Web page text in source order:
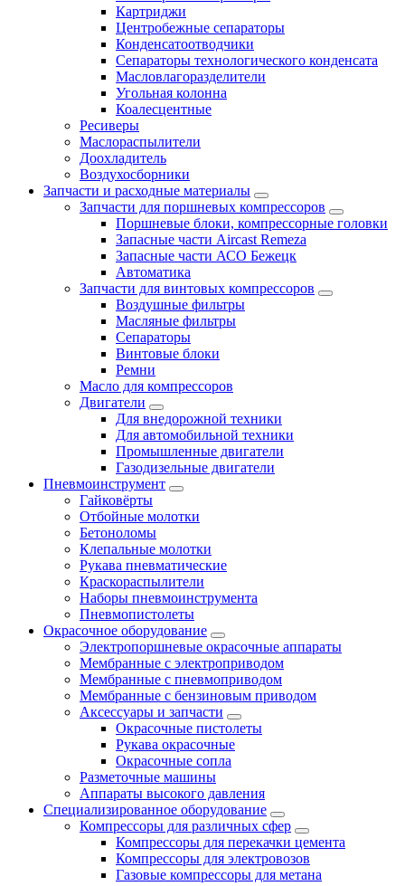
Картриджи
Центробежные сепараторы
Конденсатоотводчики
Сепараторы технологического конденсата
Масловлагоразделители
Угольная колонна
Коалесцентные
Ресиверы
Маслораспылители
Доохладитель
Воздухосборники
Запчасти и расходные материалы
Запчасти для поршневых компрессоров
Поршневые блоки, компрессорные головки
Запасные части Aircast Remeza
Запасные части АСО Бежецк
Автоматика
Запчасти для винтовых компрессоров
Воздушные фильтры
Масляные фильтры
Сепараторы
Винтовые блоки
Ремни
Масло для компрессоров
Двигатели
Для внедорожной техники
Для автомобильной техники
Промышленные двигатели
Газодизельные двигатели
Пневмоинструмент
Гайковёрты
Отбойные молотки
Бетоноломы
Клепальные молотки
Рукава пневматические
Краскораспылители
Наборы пневмоинструмента
Пневмопистолеты
Окрасочное оборудование
Электропоршневые окрасочные аппараты
Мембранные с электроприводом
Мембранные с пневмоприводом
Мембранные с бензиновым приводом
Аксессуары и запчасти
Окрасочные пистолеты
Рукава окрасочные
Окрасочные сопла
Разметочные машины
Аппараты высокого давления
Специализированное оборудование
Компрессоры для различных сфер
Компрессоры для перекачки цемента
Компрессоры для электровозов
Газовые компрессоры для метана